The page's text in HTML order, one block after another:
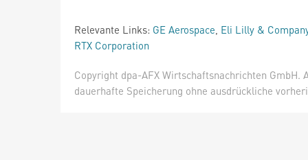
Relevante Links: GE Aerospace, Eli Lilly &
RTX Corporation
Copyright dpa-AFX Wirtschaftsnachrichten
dauerhafte Speicherung ohne ausdrückliche